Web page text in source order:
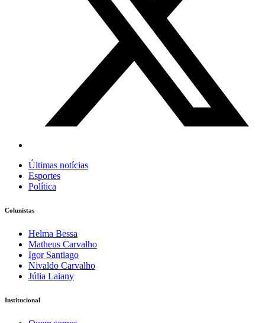
Últimas notícias
Esportes
Política
Colunistas
Helma Bessa
Matheus Carvalho
Igor Santiago
Nivaldo Carvalho
Júlia Laiany
Institucional